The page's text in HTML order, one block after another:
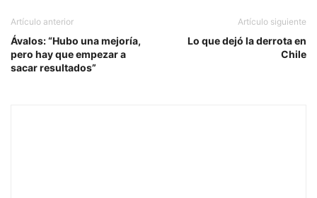
Artículo anterior
Ávalos: “Hubo una mejoría,
pero hay que empezar a
sacar resultados”
Artículo siguiente
Lo que dejó la derrota en
Chile